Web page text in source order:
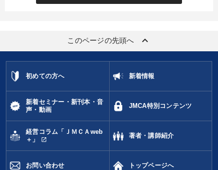
このページの先頭へ keyboard_arrow_up
初めての方へ 新着情報
新着セミナー・新刊本・音
声・動画
JMCA特別コンテンツ
経営コラム「ＪＭＣＡweb
＋」
open_in_new
著者・講師紹介
お問い合わせ トップページへ